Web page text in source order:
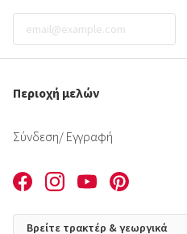
Περιοχή μελών
Σύνδεση/ Εγγραφή
Βρείτε τρακτέρ & γεωργικά